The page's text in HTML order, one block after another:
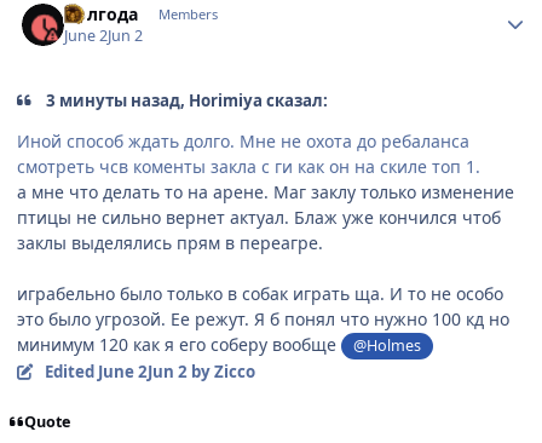
Полгода Members
June 2Jun 2
3 минуты назад, Horimiya сказал:
Иной способ ждать долго. Мне не охота до ребаланса
смотреть чсв коменты закла с ги как он на скиле топ 1.
а мне что делать то на арене. Маг заклу только изменение
птицы не сильно вернет актуал. Блаж уже кончился чтоб
заклы выделялись прям в переагре.
играбельно было только в собак играть ща. И то не особо
это было угрозой. Ее режут. Я б понял что нужно 100 кд но
минимум 120 как я его соберу вообще
@Holmes
Edited June 2Jun 2by Zicco
Quote